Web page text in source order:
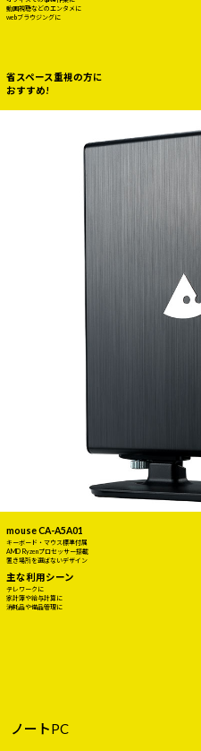
動画視聴などのエンタメに
webブラウジングに
省スペース重視の方に
おすすめ!
mouse CA-A5A01
キーボード・マウス標準付属
AMD Ryzenプロセッサー搭載
置き場所を選ばないデザイン
主な利用シーン
テレワークに
家計簿や給与計算に
消耗品や備品管理に
ノートPC